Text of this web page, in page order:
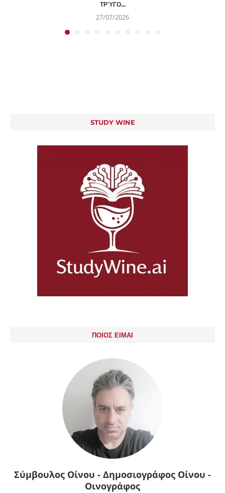
ΤΡΎΓΟ...
27/07/2026
STUDY WINE
ΠΟΙΟΣ ΕΙΜΑΙ
Σύμβουλος Οίνου - Δημοσιογράφος Οίνου -
Οινογράφος